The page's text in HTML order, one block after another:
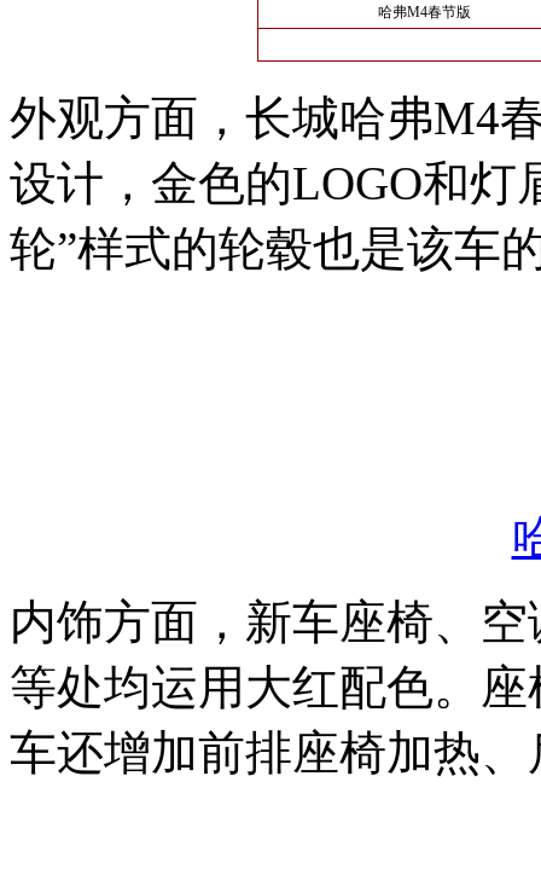
哈弗M4春节版
外观方面，长城哈弗M4
设计，金色的LOGO和灯
轮”样式的轮毂也是该车
内饰方面，新车座椅、
等处均运用大红配色。
车还增加前排座椅加热